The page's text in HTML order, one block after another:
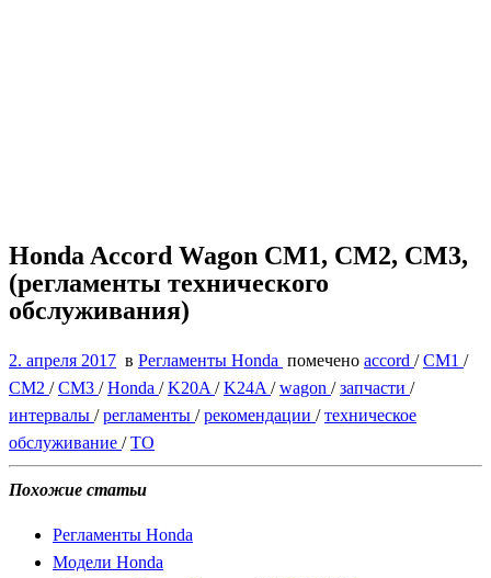
Honda Accord Wagon CM1, CM2, CM3,
(регламенты технического
обслуживания)
2. апреля 2017 в Регламенты Honda помечено accord /CM1 /
CM2 /CM3 /Honda /K20A /K24A /wagon /запчасти /
интервалы /регламенты /рекомендации /техническое
обслуживание /ТО
Похожие статьи
Регламенты Honda
Модели Honda